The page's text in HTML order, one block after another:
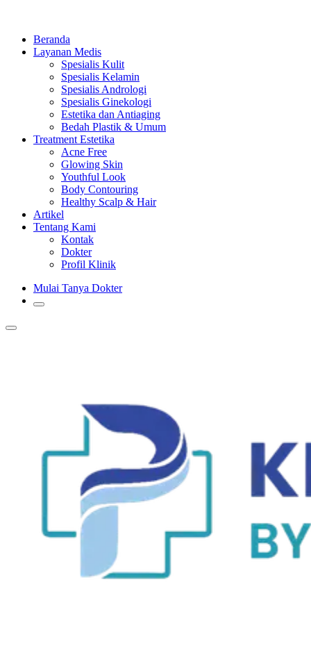
Beranda
Layanan Medis
Spesialis Kulit
Spesialis Kelamin
Spesialis Andrologi
Spesialis Ginekologi
Estetika dan Antiaging
Bedah Plastik & Umum
Treatment Estetika
Acne Free
Glowing Skin
Youthful Look
Body Contouring
Healthy Scalp & Hair
Artikel
Tentang Kami
Kontak
Dokter
Profil Klinik
Mulai Tanya Dokter